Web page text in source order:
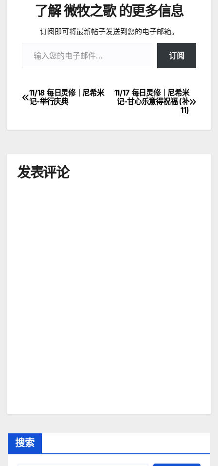
了解 微牧之歌 的更多信息
订阅即可将最新帖子发送到您的电子邮箱。
订阅
文
11/17 每日灵修｜尼希米
记-甘心乐意得祝福 (补
11)
11/18 每日灵修｜尼希米
记-举行庆典
发表评论
搜索